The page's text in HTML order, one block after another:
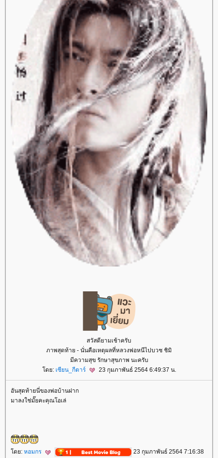
สวัสดียามเช้าครับ
ภาพสุดท้าย - นั่นคือเหตุผลที่หลวงพ่อหนีไปบวช ชิมิ
มีความสุข รักษาสุขภาพ นะครับ
ดย: เซียน_กีตาร์ 23 กุมภาพันธ์ 2564 6:49:37 น.
อันสุดท้ายนี่ของพ่อบ้านฝาก
มาลงใช่มั๊ยคะคุณโอเล่
ดย: หอมกร 23 กุมภาพันธ์ 2564 7:16:38